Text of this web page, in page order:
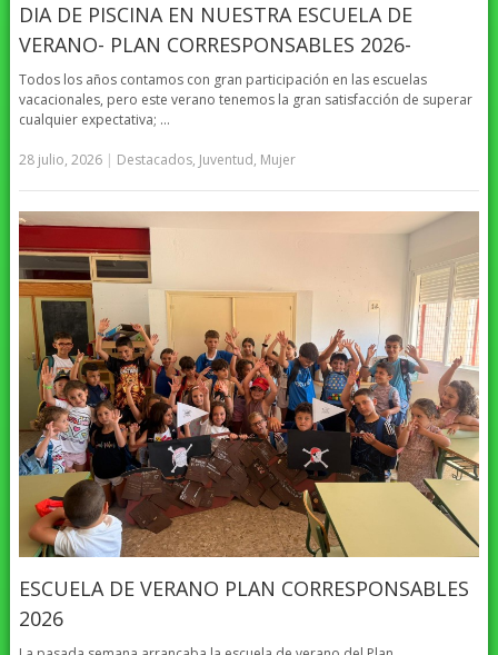
DIA DE PISCINA EN NUESTRA ESCUELA DE
VERANO- PLAN CORRESPONSABLES 2026-
Todos los años contamos con gran participación en las escuelas
vacacionales, pero este verano tenemos la gran satisfacción de superar
cualquier expectativa; …
28 julio, 2026| Destacados, Juventud, Mujer
ESCUELA DE VERANO PLAN CORRESPONSABLES
2026